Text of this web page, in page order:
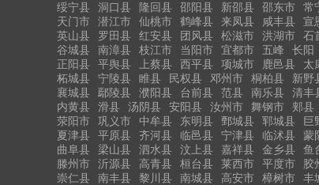
绥宁县
洞口县 隆回县 邵阳县 新邵县 邵东市 常
天门市
潜江市 仙桃市 鹤峰县 来凤县 咸丰县 宣
英山县
罗田县 红安县 团风县 松滋市 洪湖市 石
谷城县
南漳县 枝江市 当阳市 宜都市 五峰 长阳
正阳县
平舆县 上蔡县 西平县 项城市 鹿邑县 太
柘城县
宁陵县 睢县 民权县 邓州市 桐柏县 新野
襄城县
鄢陵县 濮阳县 台前县 范县 南乐县 清丰
内黄县
滑县 汤阴县 安阳县 汝州市 舞钢市 郏县
荥阳市
巩义市 中牟县 东明县 鄄城县 郓城县 巨
夏津县
平原县 齐河县 临邑县 宁津县 临沭县 蒙
曲阜县
梁山县 泗水县 汶上县 嘉祥县 金乡县 鱼
滕州市
沂源县 高青县 桓台县 莱西市 平度市 胶
崇仁县
南丰县 黎川县 南城县 高安市 樟树市 丰